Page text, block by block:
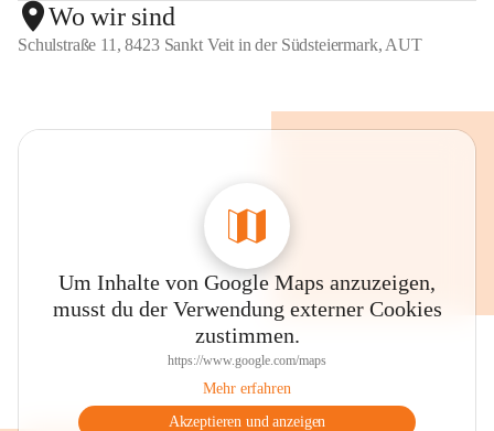
Wo wir sind
Schulstraße 11, 8423 Sankt Veit in der Südsteiermark, AUT
Um Inhalte von Google Maps anzuzeigen,
musst du der Verwendung externer Cookies
zustimmen.
https://www.google.com/maps
Mehr erfahren
Akzeptieren und anzeigen